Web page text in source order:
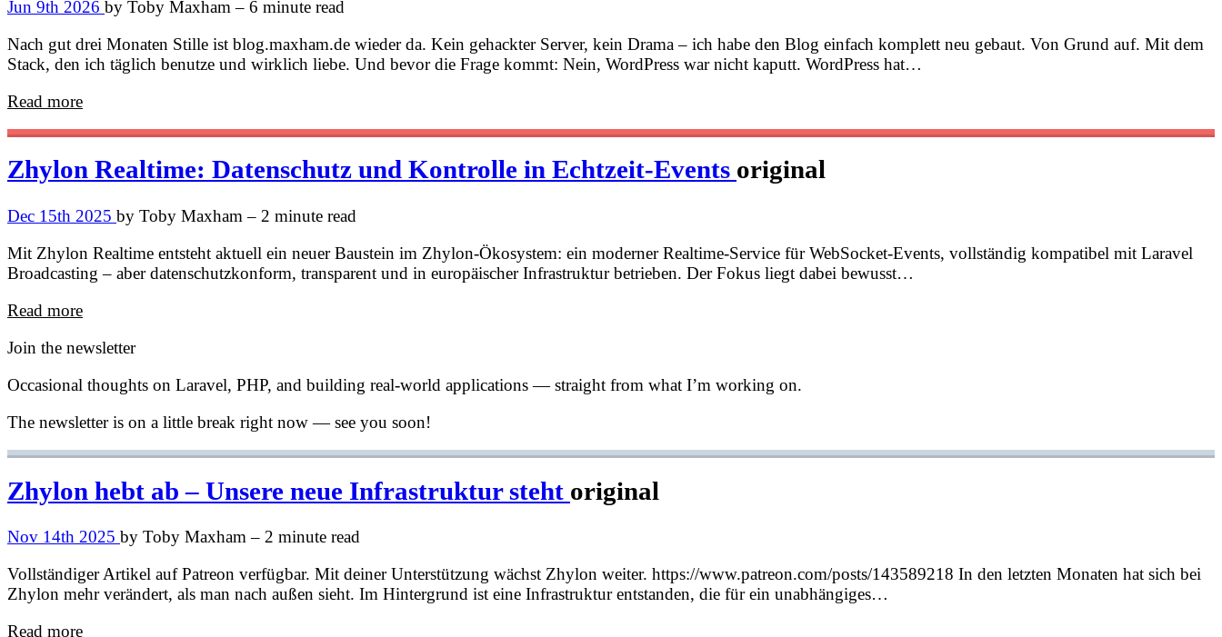
Jun 9th 2026 by Toby Maxham – 6 minute read
Nach gut drei Monaten Stille ist blog.maxham.de wieder da. Kein gehackter Server, kein Drama – ich habe den Blog einfach komplett neu gebaut. Von Grund auf. Mit dem
Stack, den ich täglich benutze und wirklich liebe. Und bevor die Frage kommt: Nein, WordPress war nicht kaputt. WordPress hat…
Read more
Zhylon Realtime: Datenschutz und Kontrolle in Echtzeit-Events original
Dec 15th 2025 by Toby Maxham – 2 minute read
Mit Zhylon Realtime entsteht aktuell ein neuer Baustein im Zhylon-Ökosystem: ein moderner Realtime-Service für WebSocket-Events, vollständig kompatibel mit Laravel
Broadcasting – aber datenschutzkonform, transparent und in europäischer Infrastruktur betrieben. Der Fokus liegt dabei bewusst…
Read more
Join the newsletter
Occasional thoughts on Laravel, PHP, and building real-world applications — straight from what I’m working on.
The newsletter is on a little break right now — see you soon!
Zhylon hebt ab – Unsere neue Infrastruktur steht original
Nov 14th 2025 by Toby Maxham – 2 minute read
Vollständiger Artikel auf Patreon verfügbar. Mit deiner Unterstützung wächst Zhylon weiter. https://www.patreon.com/posts/143589218 In den letzten Monaten hat sich bei
Zhylon mehr verändert, als man nach außen sieht. Im Hintergrund ist eine Infrastruktur entstanden, die für ein unabhängiges…
Read more